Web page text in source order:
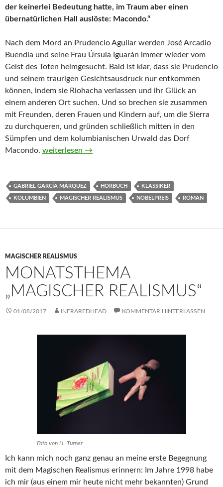
der keinerlei Bedeutung hatte, im Traum aber einen
übernatürlichen Hall auslöste: Macondo.“
Nach dem Mord an Prudencio Aguilar werden José Arcadio
Buendía und seine Frau Úrsula Iguarán immer wieder vom
Geist des Toten heimgesucht. Bald ist klar, dass sie Prudencio
und seinem traurigen Gesichtsausdruck nur entkommen
können, indem sie Riohacha verlassen und ihr Glück an
einem anderen Ort suchen. Und so brechen sie zusammen
mit Freunden, deren Frauen und Kindern auf, um die Sierra
zu durchqueren, und gründen schließlich mitten in den
Sümpfen und dem kolumbianischen Urwald das Dorf
Macondo. Hundert Jahre Einsamkeit von Gabriel García
weiterlesen →
GABRIEL GARCÍA MÁRQUEZ HÖRBUCH KLASSIKER
KOLUMBIEN MAGISCHER REALISMUS NOBELPREIS ROMAN
MAGISCHER REALISMUS
MONATSTHEMA
„MAGISCHER REALISMUS“
01/08/2017 INFRAREDHEAD KOMMENTAR HINTERLASSEN
Foto von H. Turner
Ich kann mich noch ganz genau an meine erste Begegnung
mit dem Magischen Realismus erinnern: Im Jahre 1998 habe
ich mir (aus einem mir heute nicht mehr bekannten) Grund